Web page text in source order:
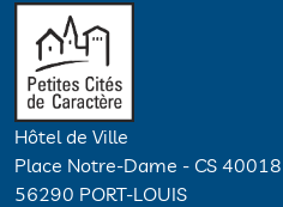
Hôtel de Ville
Place Notre-Dame - CS 40018
56290 PORT-LOUIS